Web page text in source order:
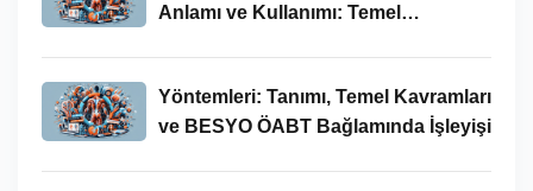
Anlamı ve Kullanımı: Temel
Yöntemleri: Tanımı, Temel Kavramları
ve BESYO ÖABT Bağlamında İşleyişi